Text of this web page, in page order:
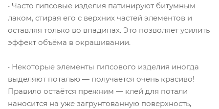
• Часто гипсовые изделия патинируют битумным
лаком, стирая его с верхних частей элементов и
оставляя только во впадинах. Это позволяет усилить
эффект объёма в окрашивании.
• Некоторые элементы гипсового изделия иногда
выделяют поталью — получается очень красиво!
Правило остаётся прежним — клей для потали
наносится на уже загрунтованную поверхность,